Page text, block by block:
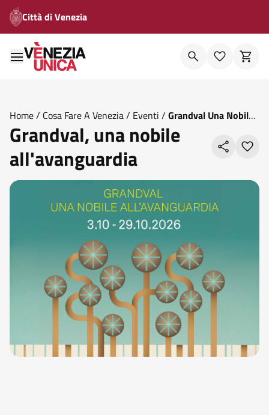
Città di Venezia
Home/ Cosa Fare A Venezia/ Eventi / Grandval Una Nobile
All Avanguardia
Grandval, una nobile
all'avanguardia